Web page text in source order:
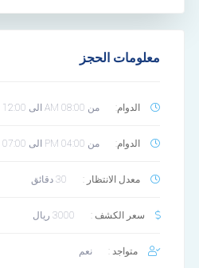
معلومات الحجز
الدوام: من 08:00 AM الى 12:00 PM صباحاً
الدوام: من 04:00 PM الى 07:00 PM مساءاً
معدل الانتظار : 30 دقائق
سعر الكشف : 3000 ريال
متواجد : نعم